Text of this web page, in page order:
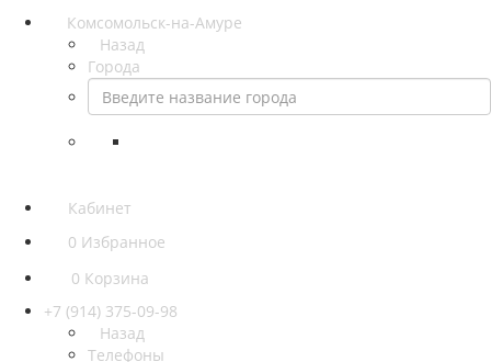
Комсомольск-на-Амуре
Назад
Города
Кабинет
0 Избранное
0 Корзина
+7 (914) 375-09-98
Назад
Телефоны